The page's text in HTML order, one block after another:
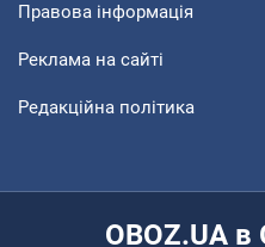
Правова інформація
Реклама на сайті
Редакційна політика
OBOZ.UA в